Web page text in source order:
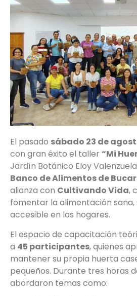
El pasado sábado 23 de
con gran éxito el taller “Mi
Jardín Botánico Eloy
Banco de Alimentos de
alianza con Cultivando Vida,
fomentar la alimentación sana,
accesible en los hogares.
El espacio de capacitación
a 45 participantes, quienes
mantener su propia huerta
pequeños. Durante tres horas
abordaron temas como: